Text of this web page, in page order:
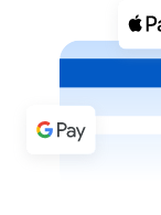
Cupons cripto
Compre
Comprar
Transferência